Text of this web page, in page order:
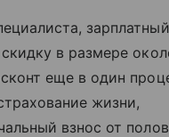
в размере
еще в один
жизни,
взнос от